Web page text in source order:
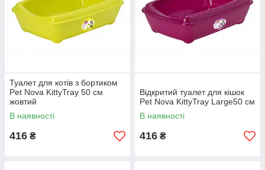
Туалет для котів з бортиком
Pet Nova KittyTray 50 см
жовтий
В наявності
416 ₴
Відкритий туалет для кішок
Pet Nova KittyTray Large50 см
В наявності
416 ₴